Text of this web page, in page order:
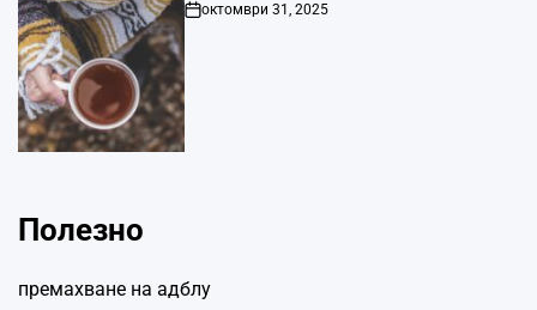
Post
октомври 31, 2025
Полезно
премахване на адблу